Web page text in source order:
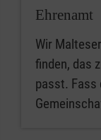
Ehrenamt
Wir
finden, das
passt. Fass